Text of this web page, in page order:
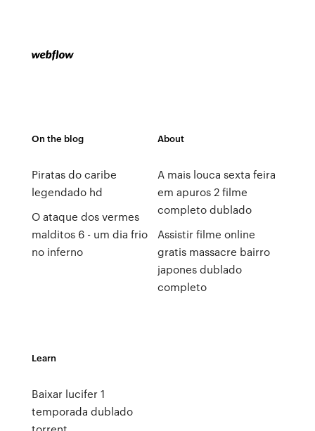
On the blog
Piratas do caribe
legendado hd
O ataque dos vermes
malditos 6 - um dia frio
no inferno
About
A mais louca sexta feira
em apuros 2 filme
completo dublado
Assistir filme online
gratis massacre bairro
japones dublado
completo
Learn
Baixar lucifer 1
temporada dublado